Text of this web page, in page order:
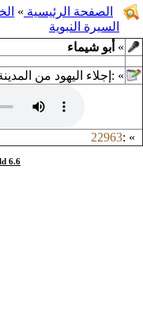
الصفحة الرئيسية »
السيرة النبوية
» أبو شيماء
»
: إجلاء اليهود من
»
:
22963
6.6